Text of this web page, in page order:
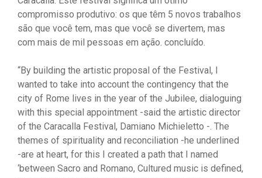
compromisso produtivo: os que têm 5 novos trabalhos
são que você tem, mas que você se divertem, mas
com mais de mil pessoas em ação. concluído.
“By building the artistic proposal of the Festival, I
wanted to take into account the contingency that the
city of Rome lives in the year of the Jubilee, dialoguing
with this special appointment -said the artistic director
of the Caracalla Festival, Damiano Michieletto -. The
themes of spirituality and reconciliation -he underlined
-are at heart, for this I created a path that I named
‘between Sacro and Romano, Cultured music is defined,